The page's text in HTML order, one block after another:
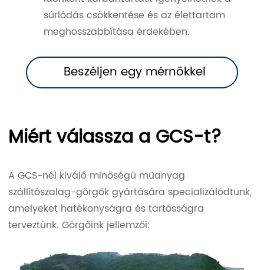
súrlódás csökkentése és az élettartam
meghosszabbítása érdekében.
Beszéljen egy mérnökkel
Miért válassza a GCS-t?
A GCS-nél kiváló minőségű műanyag
szállítószalag-görgők gyártására specializálódtunk,
amelyeket hatékonyságra és tartósságra
terveztünk. Görgőink jellemzői: